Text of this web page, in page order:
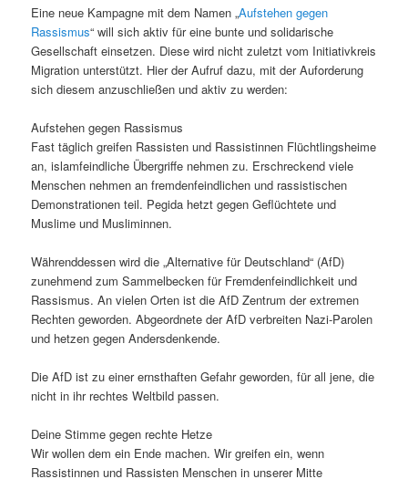
Eine neue Kampagne mit dem Namen „Aufstehen gegen
Rassismus“ will sich aktiv für eine bunte und solidarische
Gesellschaft einsetzen. Diese wird nicht zuletzt vom Initiativkreis
Migration unterstützt. Hier der Aufruf dazu, mit der Auforderung
sich diesem anzuschließen und aktiv zu werden:
Aufstehen gegen Rassismus
Fast täglich greifen Rassisten und Rassistinnen Flüchtlingsheime
an, islamfeindliche Übergriffe nehmen zu. Erschreckend viele
Menschen nehmen an fremdenfeindlichen und rassistischen
Demonstrationen teil. Pegida hetzt gegen Geflüchtete und
Muslime und Musliminnen.
Währenddessen wird die „Alternative für Deutschland“ (AfD)
zunehmend zum Sammelbecken für Fremdenfeindlichkeit und
Rassismus. An vielen Orten ist die AfD Zentrum der extremen
Rechten geworden. Abgeordnete der AfD verbreiten Nazi-Parolen
und hetzen gegen Andersdenkende.
Die AfD ist zu einer ernsthaften Gefahr geworden, für all jene, die
nicht in ihr rechtes Weltbild passen.
Deine Stimme gegen rechte Hetze
Wir wollen dem ein Ende machen. Wir greifen ein, wenn
Rassistinnen und Rassisten Menschen in unserer Mitte